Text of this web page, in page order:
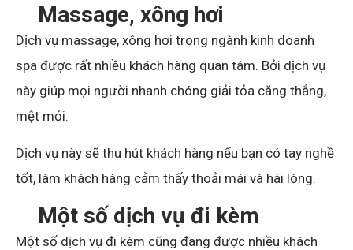
Massage, xông hơi
Dịch vụ massage, xông hơi trong ngành kinh doanh
spa được rất nhiều khách hàng quan tâm. Bởi dịch vụ
này giúp mọi người nhanh chóng giải tỏa căng thẳng,
mệt mỏi.
Dịch vụ này sẽ thu hút khách hàng nếu bạn có tay nghề
tốt, làm khách hàng cảm thấy thoải mái và hài lòng.
Một số dịch vụ đi kèm
Một số dịch vụ đi kèm cũng đang được nhiều khách